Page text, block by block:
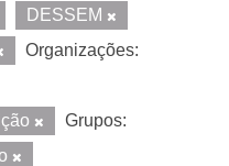
DESSEM
Organizações:
Grupos: